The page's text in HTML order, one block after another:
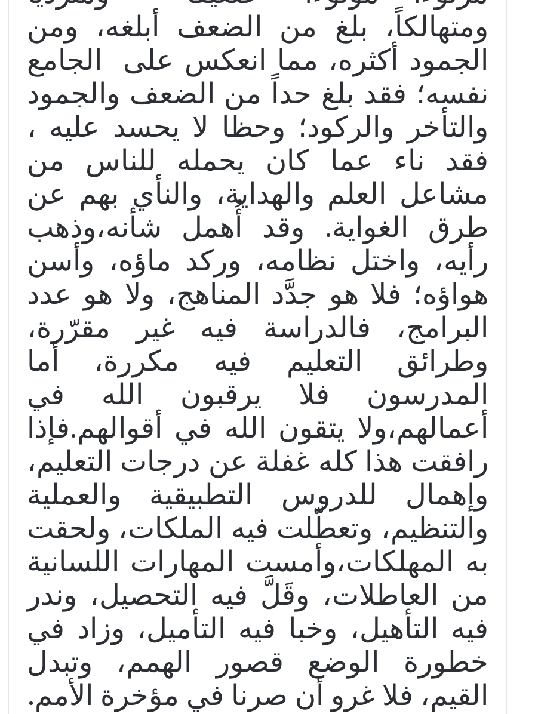
ومتهالكاً، بلغ من الضعف أبلغه، ومن
الجمود أكثره، مما انعكس على
الجامع
نفسه؛ فقد بلغ حداً من الضعف والجمود
والتأخر والركود؛ وحظا لا يحسد عليه ،
فقد ناء عما كان يحمله للناس من
مشاعل العلم والهداية، والنأي بهم عن
طرق الغواية. وقد أُهمل شأنه،وذهب
رأيه، واختل نظامه، وركد ماؤه، وأسن
هواؤه؛ فلا هو جدَّد المناهج، ولا هو عدد
البرامج، فالدراسة فيه غير مقرّرة،
وطرائق التعليم فيه مكررة، أما
المدرسون فلا يرقبون الله في
أعمالهم،ولا يتقون الله في أقوالهم.فإذا
رافقت هذا كله غفلة عن درجات التعليم،
وإهمال للدروس التطبيقية والعملية
والتنظيم، وتعطّلت فيه الملكات، ولحقت
به المهلكات،وأمست المهارات اللسانية
من العاطلات، وقَلَّ فيه التحصيل، وندر
فيه التأهيل، وخبا فيه التأميل، وزاد في
خطورة الوضع قصور الهمم، وتبدل
القيم، فلا غرو أن صرنا في مؤخرة الأمم.